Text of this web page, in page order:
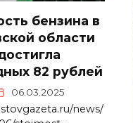
бензина в
области
82 рублей
06.03.2025
news/